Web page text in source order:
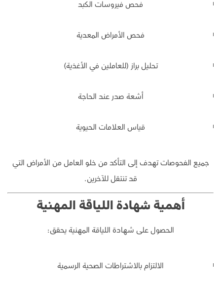
فحص فيروسات الكبد
فحص الأمراض المعدية
تحليل براز (للعاملين في الأغذية)
أشعة صدر عند الحاجة
قياس العلامات الحيوية
جميع الفحوصات تهدف إلى التأكد من خلو العامل من الأمراض التي
قد تنتقل للآخرين.
أهمية شهادة اللياقة المهنية
الحصول على شهادة اللياقة المهنية يحقق:
الالتزام بالاشتراطات الصحية الرسمية